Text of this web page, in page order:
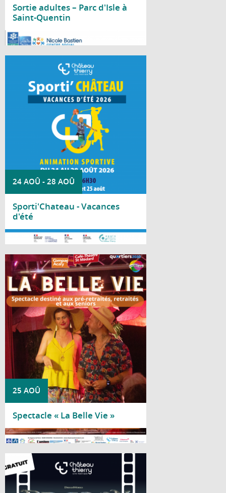
Sortie adultes – Parc d'Isle à
Saint-Quentin
24 AOÛ -28 AOÛ
Sporti'Chateau - Vacances
d'été
À chaque période de vacances scolaires, la
Ville de Château-Thierry invite les jeunes à
découvrir durant deux jours une multitude
d'activités sportives dans le cadre de
Sporti'Château.
Lire la suite
25 AOÛ
Spectacle « La Belle Vie »
Le Centre social Nicole Bastien vous invite
à découvrir « La Belle Vie », un spectacle
de la Compagnie Acaly, spécialement
proposé aux pré-retraités, retraités et
seniors.
Lire la suite
Le château médiéval se transforme en
salle de cinéma à ciel ouvert le temps
d'une soirée estivale, le vendredi 28 août